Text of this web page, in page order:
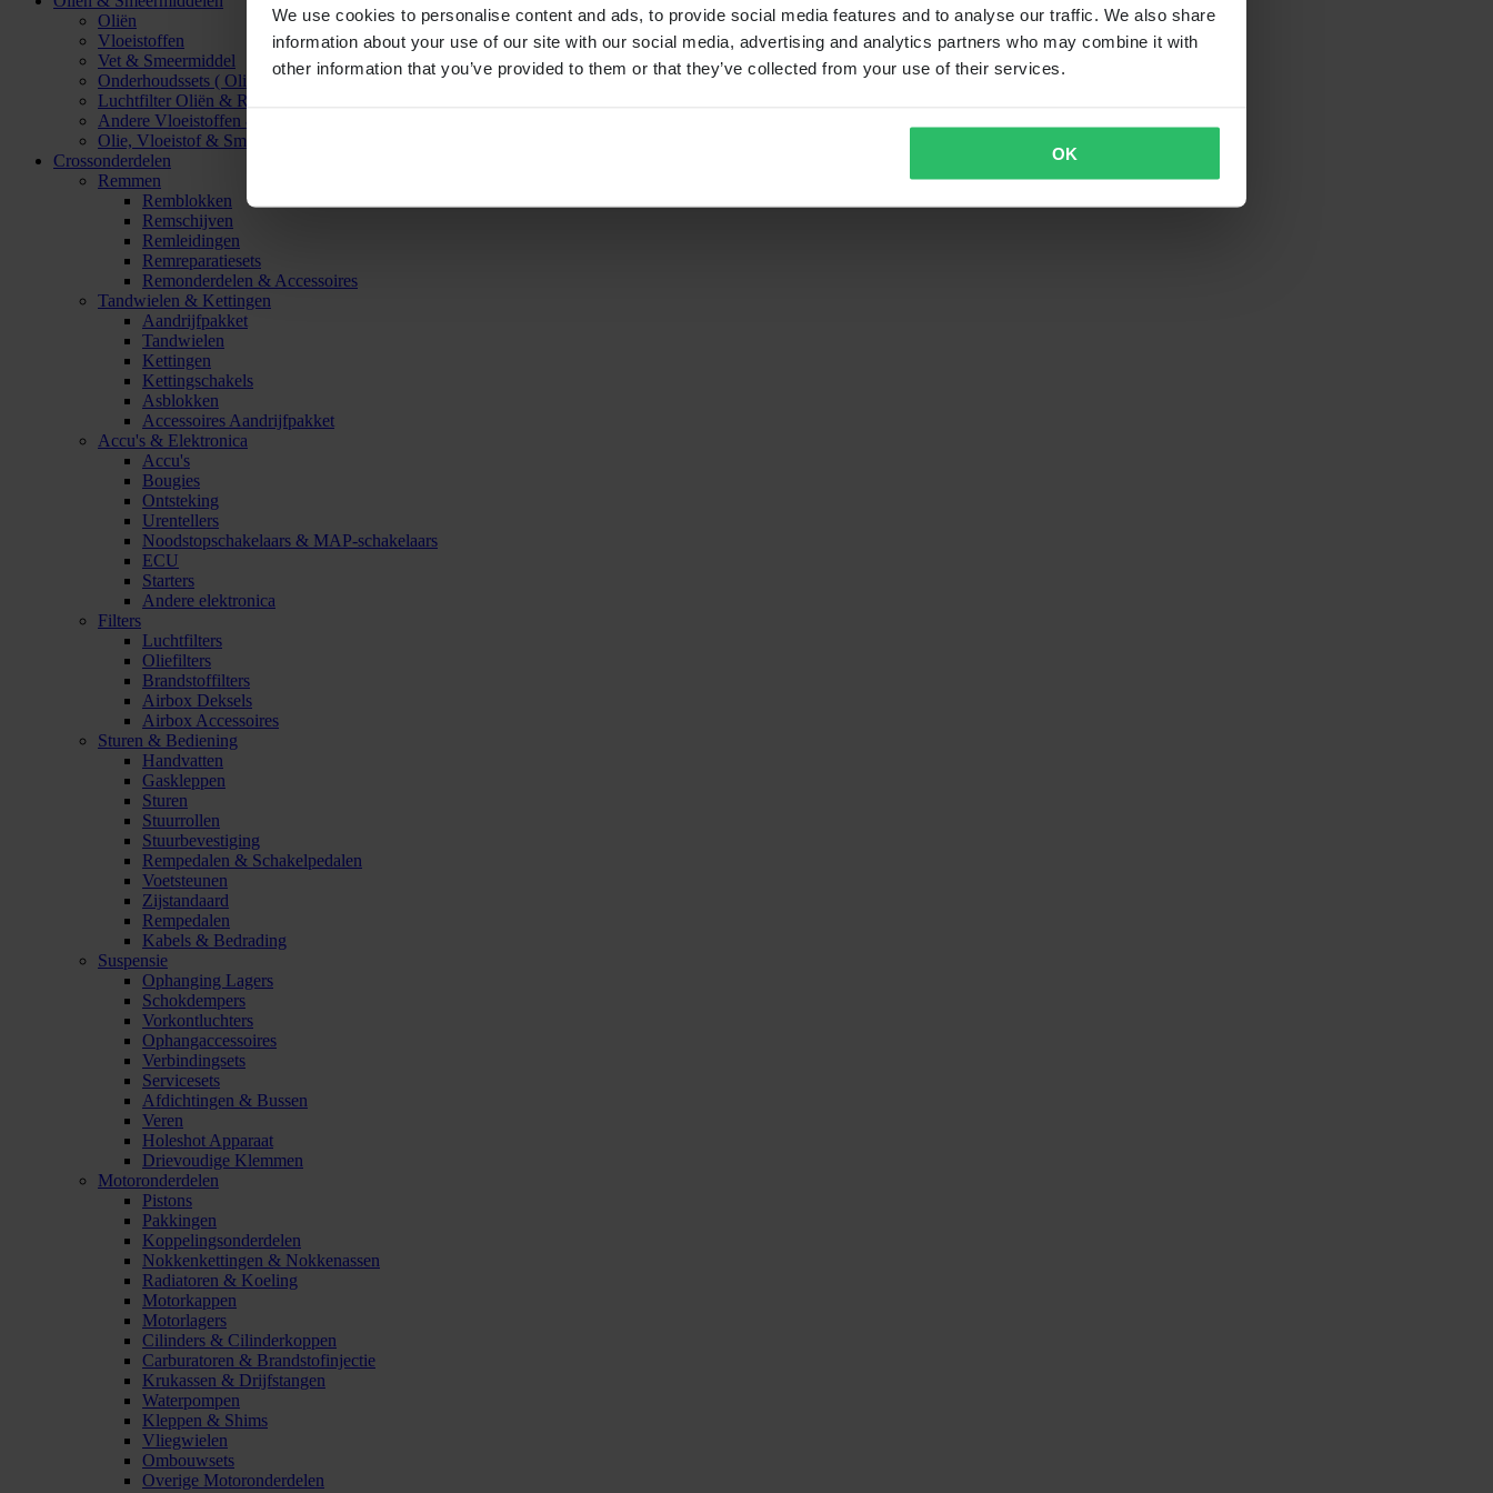
We use cookies to personalise content and ads, to provide social media features and to analyse our traffic. We also share
information about your use of our site with our social media, advertising and analytics partners who may combine it with
other information that you’ve provided to them or that they’ve collected from your use of their services.
OK
Oliën
Vloeistoffen
Vet & Smeermiddel
Onderhoudssets ( Olie & Filter)
Luchtfilter Oliën & Reinigers
Andere Vloeistoffen & Smeermiddelen
Olie, Vloeistof & Smeermiddel Accessoires
Crossonderdelen
Remmen
Remblokken
Remschijven
Remleidingen
Remreparatiesets
Remonderdelen & Accessoires
Tandwielen & Kettingen
Aandrijfpakket
Tandwielen
Kettingen
Kettingschakels
Asblokken
Accessoires Aandrijfpakket
Accu's & Elektronica
Accu's
Bougies
Ontsteking
Urentellers
Noodstopschakelaars & MAP-schakelaars
ECU
Starters
Andere elektronica
Filters
Luchtfilters
Oliefilters
Brandstoffilters
Airbox Deksels
Airbox Accessoires
Sturen & Bediening
Handvatten
Gaskleppen
Sturen
Stuurrollen
Stuurbevestiging
Rempedalen & Schakelpedalen
Voetsteunen
Zijstandaard
Rempedalen
Kabels & Bedrading
Suspensie
Ophanging Lagers
Schokdempers
Vorkontluchters
Ophangaccessoires
Verbindingsets
Servicesets
Afdichtingen & Bussen
Veren
Holeshot Apparaat
Drievoudige Klemmen
Motoronderdelen
Pistons
Pakkingen
Koppelingsonderdelen
Nokkenkettingen & Nokkenassen
Radiatoren & Koeling
Motorkappen
Motorlagers
Cilinders & Cilinderkoppen
Carburatoren & Brandstofinjectie
Krukassen & Drijfstangen
Waterpompen
Kleppen & Shims
Vliegwielen
Ombouwsets
Overige Motoronderdelen